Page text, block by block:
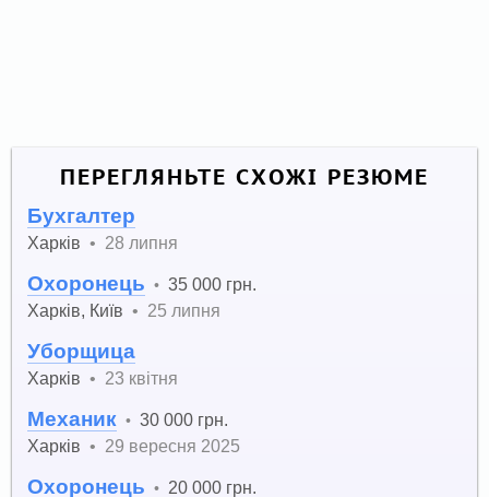
ПЕРЕГЛЯНЬТЕ СХОЖІ РЕЗЮМЕ
Бухгалтер
Харків • 28 липня
Охоронець •35 000 грн.
Харків Київ • 25 липня
Уборщица
Харків • 23 квітня
Механик •30 000 грн.
Харків • 29 вересня 2025
Охоронець • 20 000 грн.